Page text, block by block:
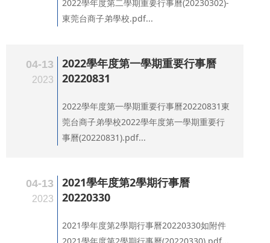
2022學年度第二學期重要行事曆(20230302)-
東莞台商子弟學校.pdf...
04-13
2023
2022學年度第一學期重要行事曆
20220831
2022學年度第一學期重要行事曆20220831東
莞台商子弟學校2022學年度第一學期重要行
事曆(20220831).pdf...
04-13
2023
2021學年度第2學期行事曆
20220330
2021學年度第2學期行事曆20220330如附件